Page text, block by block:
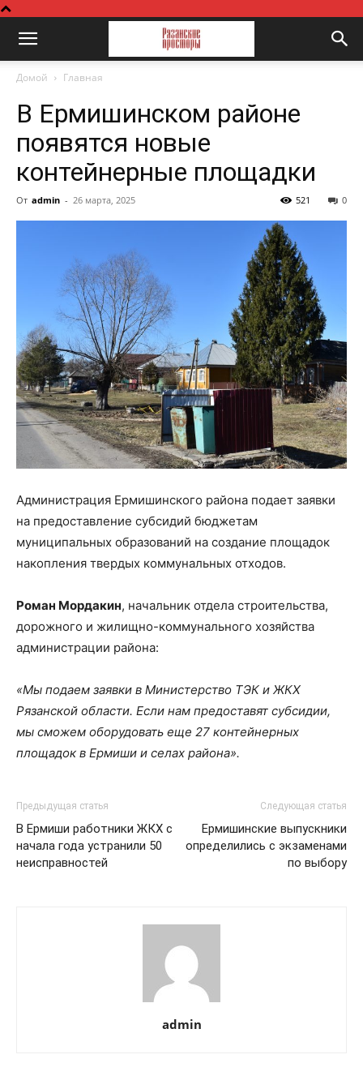
Домой Главная
В Ермишинском районе
появятся новые
контейнерные площадки
От admin - 26 марта, 2025 0
521
Администрация Ермишинского района подает заявки
на предоставление субсидий бюджетам
муниципальных образований на создание площадок
накопления твердых коммунальных отходов.
Роман Мордакин, начальник отдела строительства,
дорожного и жилищно-коммунального хозяйства
администрации района:
«Мы подаем заявки в Министерство ТЭК и ЖКХ
Рязанской области. Если нам предоставят субсидии,
мы сможем оборудовать еще 27 контейнерных
площадок в Ермиши и селах района».
Предыдущая статья
В Ермиши работники ЖКХ с
начала года устранили 50
неисправностей
Следующая статья
Ермишинские выпускники
определились с экзаменами
по выбору
admin